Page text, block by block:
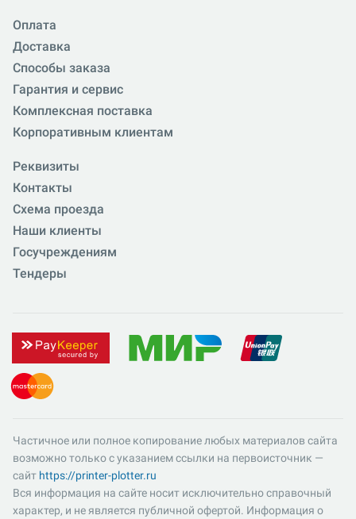
Оплата
Доставка
Способы заказа
Гарантия и сервис
Комплексная поставка
Корпоративным клиентам
Реквизиты
Контакты
Схема проезда
Наши клиенты
Госучреждениям
Тендеры
Частичное или полное копирование любых материалов сайта
возможно только с указанием ссылки на первоисточник —
сайт https://printer-plotter.ru
Вся информация на сайте носит исключительно справочный
характер, и не является публичной офертой. Информация о